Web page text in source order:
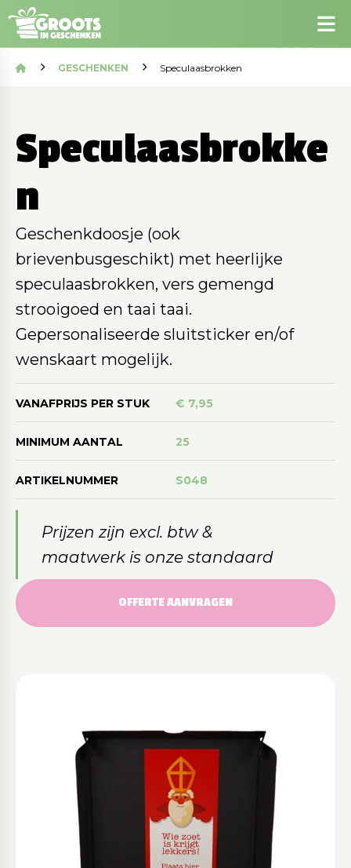
GESCHENKEN Speculaasbrokken
Speculaasbrokke
n
Geschenkdoosje (ook
brievenbusgeschikt) met heerlijke
speculaasbrokken, vers gemengd
strooigoed en taai taai.
Gepersonaliseerde sluitsticker en/of
wenskaart mogelijk.
VANAFPRIJS PER STUK € 7,95
MINIMUM AANTAL 25
ARTIKELNUMMER S048
Prijzen zijn excl. btw &
maatwerk is onze standaard
OFFERTE AANVRAGEN